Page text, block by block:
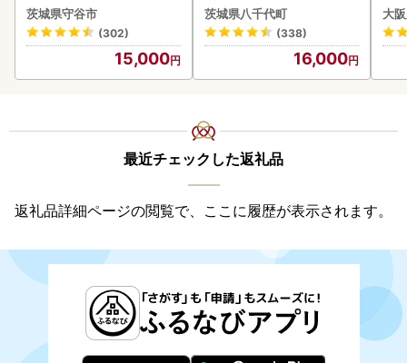
(1ケース) ＜茨城工場＞ 缶
ビール お酒 Asahi 守谷市
茨城県守谷市
(302)
15,000
茨城県八千代町
(338)
16,000
大
最近チェックした返礼品
返礼品詳細ページの閲覧で、ここに履歴が表示されます。